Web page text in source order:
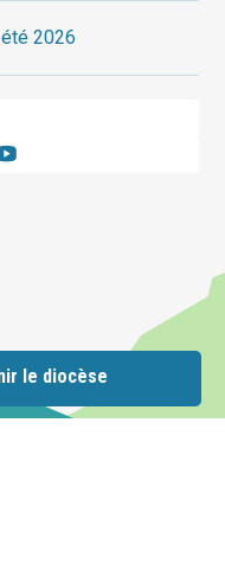
le diocèse
2026